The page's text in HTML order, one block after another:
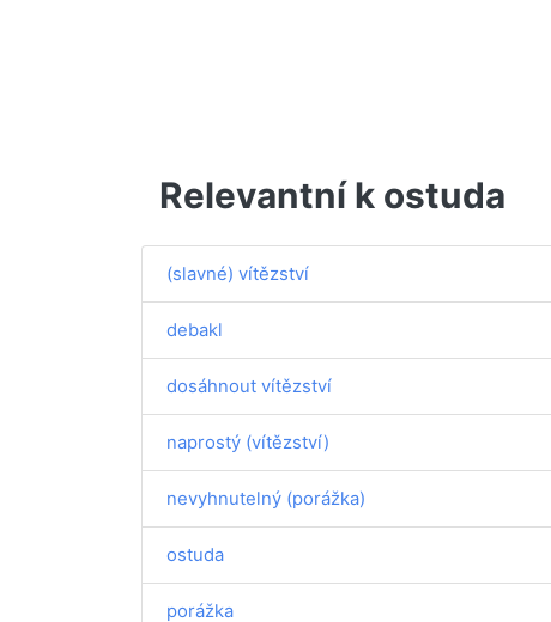
Relevantní k ostuda
(slavné) vítězství
debakl
dosáhnout vítězství
naprostý (vítězství)
nevyhnutelný (porážka)
ostuda
porážka